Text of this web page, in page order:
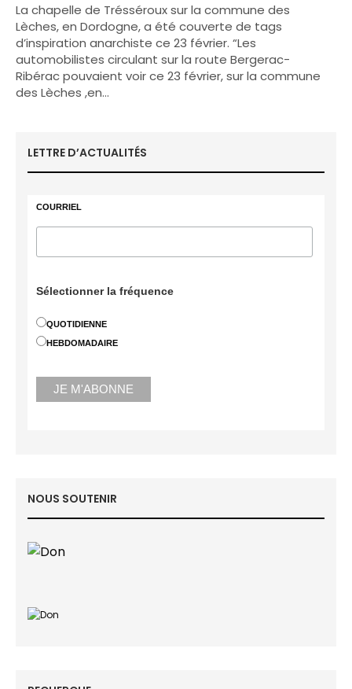
La chapelle de Trésséroux sur la commune des
Lèches, en Dordogne, a été couverte de tags
d’inspiration anarchiste ce 23 février. “Les
automobilistes circulant sur la route Bergerac-
Ribérac pouvaient voir ce 23 février, sur la commune
des Lèches ,en…
LETTRE D’ACTUALITÉS
COURRIEL
Sélectionner la fréquence
QUOTIDIENNE
HEBDOMADAIRE
NOUS SOUTENIR